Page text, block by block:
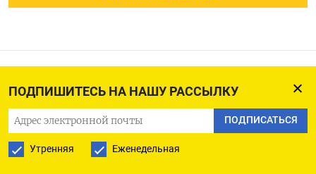
ПОДПИШИТЕСЬ НА НАШУ РАССЫЛКУ
ПОДПИСАТЬСЯ
Утренняя Еженедельная
Китай заменил половину
российской нефти
поставками из Бразилии
и Африки